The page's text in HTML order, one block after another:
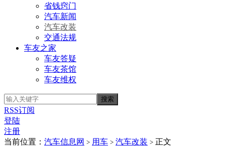
省钱窍门
汽车新闻
汽车改装
交通法规
车友之家
车友答疑
车友茶馆
车友维权
RSS订阅
登陆
注册
当前位置： 汽车信息网 > 用车 > 汽车改装 > 正文